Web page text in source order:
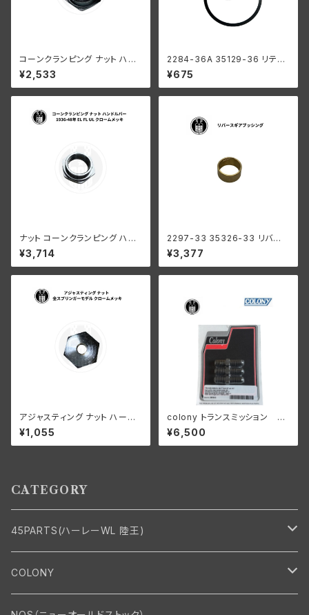
コーンクランピング ナット ハン
ドルバー ハーレーダビッドソン 1
941-52年 WL G クロームメッ
キ
¥2,533
2284-36A 35129-36 リテー
ニング リング ローラー メインド
ライブギア用 ハーレーダビッド
ソン 1936-84年 EL FL UL
¥675
ナット コーンクランピング ハン
ドルバー ハーレーダビッドソン 1
936-48年 EL FL UL クローム
メッキ
¥3,714
2297-33 35326-33 リバー
ス ギア ブッシング メインシャフ
ト ハーレーダビッドソン 1941-
73年 WL G ミッション
¥3,377
アジャスティング ナット ハーレ
ーダビッドソン 全スプリンガー
モデル クロームメッキ
¥1,055
colony トランスミッション ボ
トム スタッドキット 26年以降
45"s
¥6,500
CATEGORY
45PARTS(ハーレーWL 陸王)
エンジン
エンジン・シリンダーヘッド
COLONY